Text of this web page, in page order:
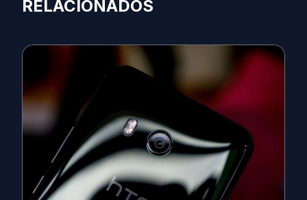
RELACIONADOS